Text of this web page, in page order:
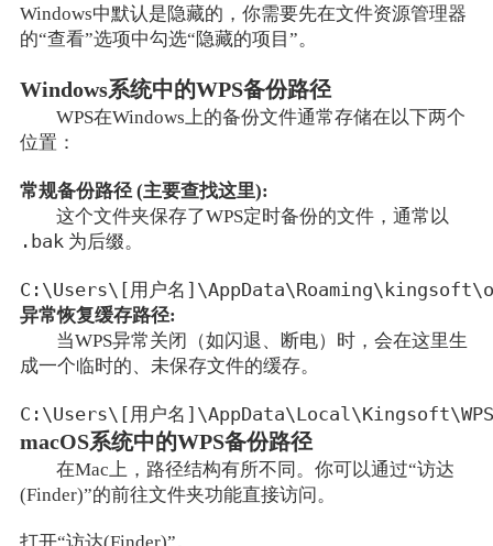
Windows中默认是隐藏的，你需要先在文件资源管理器
的“查看”选项中勾选“隐藏的项目”。
Windows系统中的WPS备份路径
WPS在Windows上的备份文件通常存储在以下两个
位置：
常规备份路径 (主要查找这里):
这个文件夹保存了WPS定时备份的文件，通常以
.bak 为后缀。
C:\Users\[用户名
异常恢复缓存路径:
当WPS异常关闭（如闪退、断电）时，会在这里生
成一个临时的、未保存文件的缓存。
C:\Users\[用户名
macOS系统中的WPS备份路径
在Mac上，路径结构有所不同。你可以通过“访达
(Finder)”的前往文件夹功能直接访问。